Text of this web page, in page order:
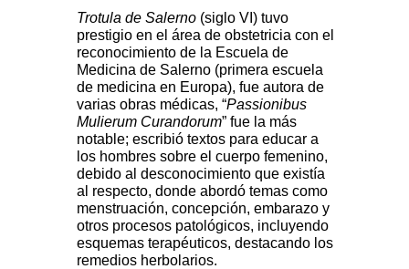
Trotula de Salerno (siglo VI) tuvo
prestigio en el área de obstetricia con el
reconocimiento de la Escuela de
Medicina de Salerno (primera escuela
de medicina en Europa), fue autora de
varias obras médicas, “Passionibus
Mulierum Curandorum” fue la más
notable; escribió textos para educar a
los hombres sobre el cuerpo femenino,
debido al desconocimiento que existía
al respecto, donde abordó temas como
menstruación, concepción, embarazo y
otros procesos patológicos, incluyendo
esquemas terapéuticos, destacando los
remedios herbolarios.